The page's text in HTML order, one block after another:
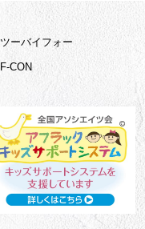
ツーバイフォー
F-CON